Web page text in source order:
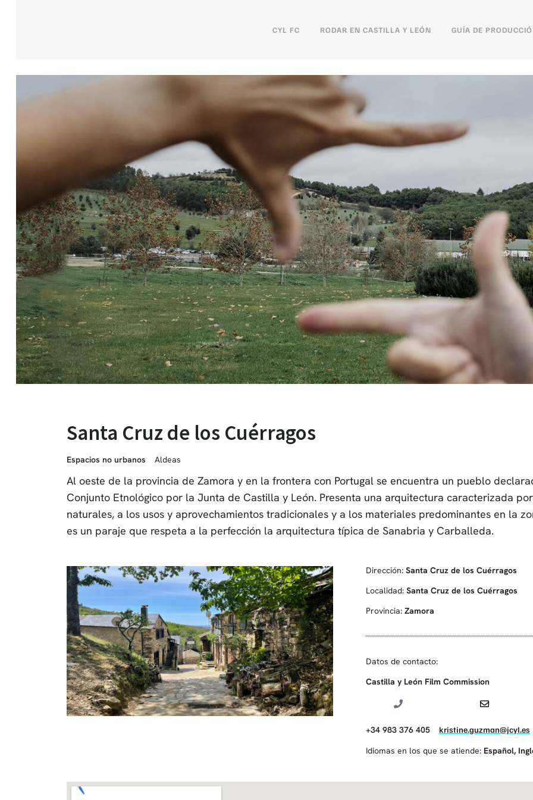
CYL FC RODAR EN CASTILLA Y LEÓN GUÍA DE
Santa Cruz de los Cuérragos
Espacios no urbanos Aldeas
Al oeste de la provincia de Zamora y en la frontera con Portugal se encuentra un pueblo
Conjunto Etnológico por la Junta de Castilla y León. Presenta una arquitectura caracterizada
naturales, a los usos y aprovechamientos tradicionales y a los materiales predominantes en la
es un paraje que respeta a la perfección la arquitectura típica de Sanabria y Carballeda.
Dirección: Santa Cruz de los Cuérragos
Localidad: Santa Cruz de los Cuérragos
Provincia: Zamora
Datos de contacto:
Castilla y León Film Commission
+34 983 376 405 kristine.guzman@jcyl.es
Idiomas en los que se atiende: Español,